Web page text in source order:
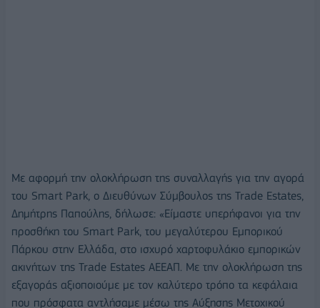
Με αφορμή την ολοκλήρωση της συναλλαγής για την αγορά
του Smart Park, ο Διευθύνων Σύμβουλος της Trade Estates,
Δημήτρης Παπούλης, δήλωσε: «Είμαστε υπερήφανοι για την
προσθήκη του Smart Park, του μεγαλύτερου Εμπορικού
Πάρκου στην Ελλάδα, στο ισχυρό χαρτοφυλάκιο εμπορικών
ακινήτων της Trade Estates ΑΕΕΑΠ. Με την ολοκλήρωση της
εξαγοράς αξιοποιούμε με τον καλύτερο τρόπο τα κεφάλαια
που πρόσφατα αντλήσαμε μέσω της Αύξησης Μετοχικού